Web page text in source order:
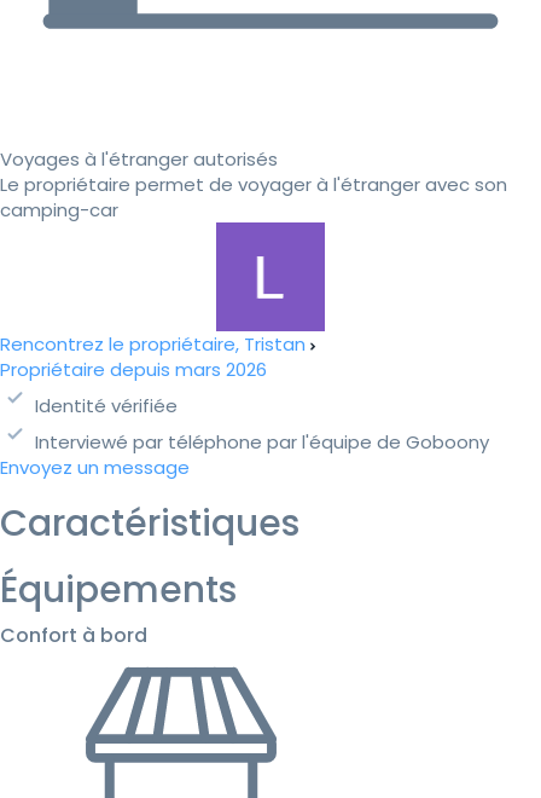
Voyages à l'étranger autorisés
Le propriétaire permet de voyager à l'étranger avec son
camping-car
Rencontrez le propriétaire, Tristan
Propriétaire depuis mars 2026
Identité vérifiée
Interviewé par téléphone par l'équipe de Goboony
Envoyez un message
Caractéristiques
Équipements
Confort à bord